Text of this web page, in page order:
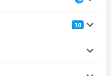
10